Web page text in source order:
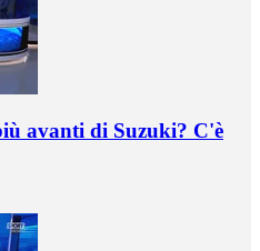
avanti di Suzuki? C'è